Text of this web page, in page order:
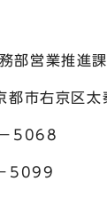
業推進課
右京区太秦
5068
5099